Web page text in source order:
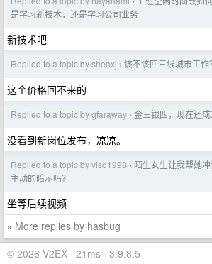
是学习新技术，还是学习公司业务
新技术吧
Replied to a topic by shenxj › 该不该回三线城市工作
这个价格回不来的
Replied to a topic by gfaraway › 金三银四，现在还
没看到新岗位发布，凉凉。
Replied to a topic by viso1998 › 陌生女生让我帮她
主动的暗示吗？
坐等后续视频
» More replies by hasbug
© 2026 V2EX · 21ms · 3.9.8.5